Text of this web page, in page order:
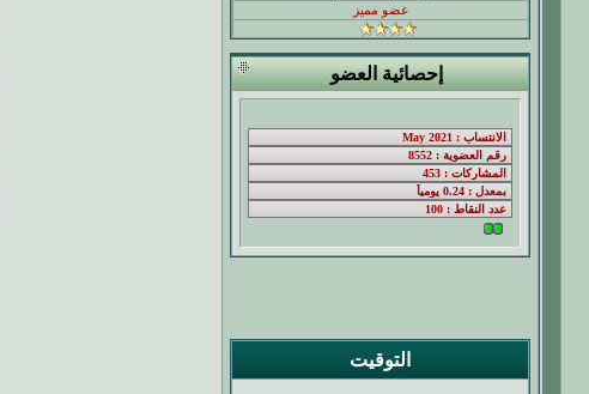
عضو مميز
إحصائية العضو
التوقيت